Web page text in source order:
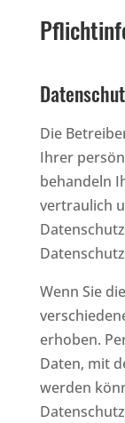
Die
Ihrer
behandeln
vertraulich
Wenn Sie
erhoben.
Daten, mit
werden